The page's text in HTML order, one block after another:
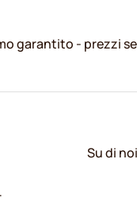
garantito - prezzi
Su di noi